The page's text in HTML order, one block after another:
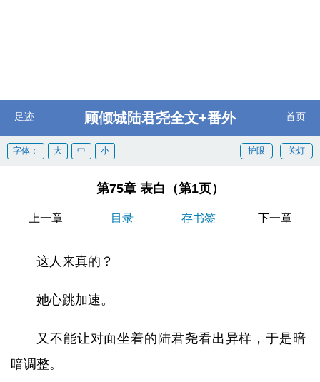
足迹 顾倾城陆君尧全文+番外 首页
关灯
护眼
字体： 大 中 小
第75章 表白（第1页）
上一章 目录 存书签 下一章
这人来真的？
她心跳加速。
又不能让对面坐着的陆君尧看出异样，于是暗
暗调整。